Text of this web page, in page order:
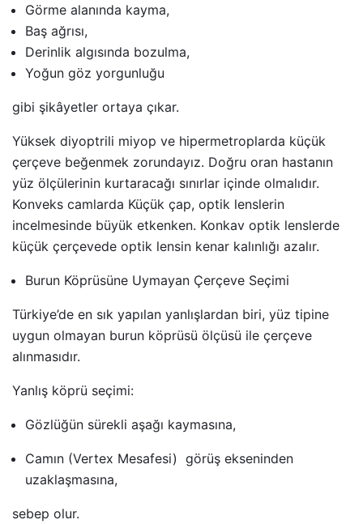
Görme alanında kayma,
Baş ağrısı,
Derinlik algısında bozulma,
Yoğun göz yorgunluğu
gibi şikâyetler ortaya çıkar.
Yüksek diyoptrili miyop ve hipermetroplarda küçük
çerçeve beğenmek zorundayız. Doğru oran hastanın
yüz ölçülerinin kurtaracağı sınırlar içinde olmalıdır.
Konveks camlarda Küçük çap, optik lenslerin
incelmesinde büyük etkenken. Konkav optik lenslerde
küçük çerçevede optik lensin kenar kalınlığı azalır.
Burun Köprüsüne Uymayan Çerçeve Seçimi
Türkiye’de en sık yapılan yanlışlardan biri, yüz tipine
uygun olmayan burun köprüsü ölçüsü ile çerçeve
alınmasıdır.
Yanlış köprü seçimi:
Gözlüğün sürekli aşağı kaymasına,
Camın (Vertex Mesafesi) görüş ekseninden
uzaklaşmasına,
sebep olur.